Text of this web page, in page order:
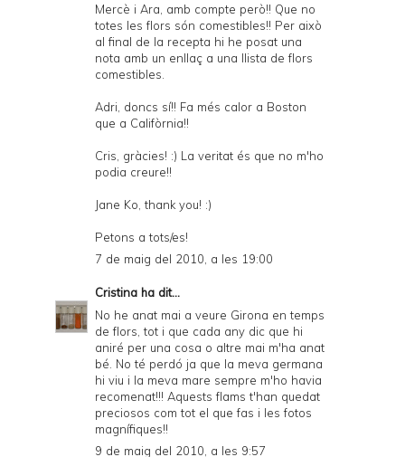
Mercè i Ara, amb compte però!! Que no
totes les flors són comestibles!! Per això
al final de la recepta hi he posat una
nota amb un enllaç a una llista de flors
comestibles.
Adri, doncs sí!! Fa més calor a Boston
que a Califòrnia!!
Cris, gràcies! :) La veritat és que no m'ho
podia creure!!
Jane Ko, thank you! :)
Petons a tots/es!
7 de maig del 2010, a les 19:00
Cristina ha dit...
No he anat mai a veure Girona en temps
de flors, tot i que cada any dic que hi
aniré per una cosa o altre mai m'ha anat
bé. No té perdó ja que la meva germana
hi viu i la meva mare sempre m'ho havia
recomenat!!! Aquests flams t'han quedat
preciosos com tot el que fas i les fotos
magnífiques!!
9 de maig del 2010, a les 9:57